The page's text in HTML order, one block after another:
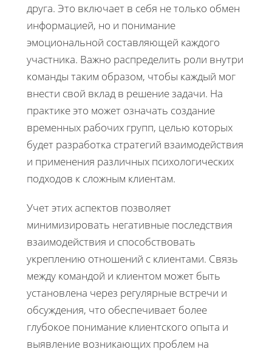
друга. Это включает в себя не только обмен
информацией, но и понимание
эмоциональной составляющей каждого
участника. Важно распределить роли внутри
команды таким образом, чтобы каждый мог
внести свой вклад в решение задачи. На
практике это может означать создание
временных рабочих групп, целью которых
будет разработка стратегий взаимодействия
и применения различных психологических
подходов к сложным клиентам.
Учет этих аспектов позволяет
минимизировать негативные последствия
взаимодействия и способствовать
укреплению отношений с клиентами. Связь
между командой и клиентом может быть
установлена через регулярные встречи и
обсуждения, что обеспечивает более
глубокое понимание клиентского опыта и
выявление возникающих проблем на